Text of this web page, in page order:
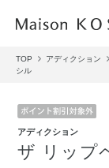
TOP アディクション
シル
アディクション
ザ リップ